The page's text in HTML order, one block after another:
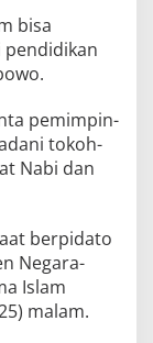
bisa
pemimpin-
tokoh-
Nabi dan
berpidato
Negara-
Islam
malam.